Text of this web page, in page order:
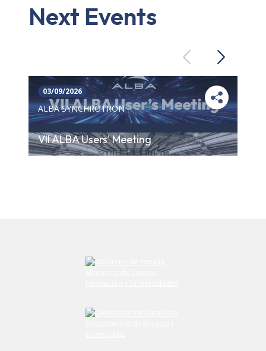
Next Events
PreviousNext
03/09/2026
ALBA SYNCHROTRON
VII ALBA Users' Meeting